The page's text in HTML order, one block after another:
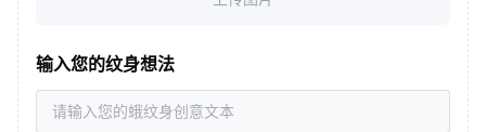
输入您的纹身想法